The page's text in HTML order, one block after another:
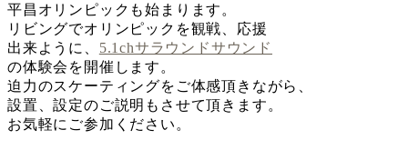
平昌オリンピックも始まります。
リビングでオリンピックを観戦、応援
出来ように、 5.1chサラウンドサウンド
の体験会を開催します。
迫力のスケーティングをご体感頂きながら、
設置、設定のご説明もさせて頂きます。
お気軽にご参加ください。